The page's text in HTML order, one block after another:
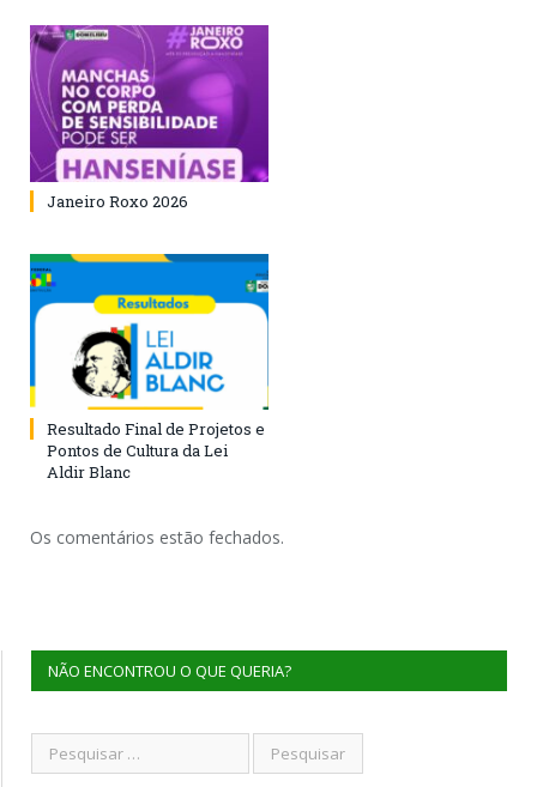
Janeiro Roxo 2026
Resultado Final de Projetos e
Pontos de Cultura da Lei
Aldir Blanc
Os comentários estão fechados.
NÃO ENCONTROU O QUE QUERIA?